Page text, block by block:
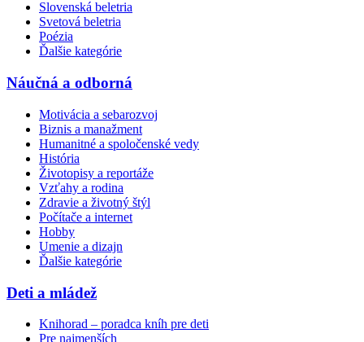
Slovenská beletria
Svetová beletria
Poézia
Ďalšie kategórie
Náučná a odborná
Motivácia a sebarozvoj
Biznis a manažment
Humanitné a spoločenské vedy
História
Životopisy a reportáže
Vzťahy a rodina
Zdravie a životný štýl
Počítače a internet
Hobby
Umenie a dizajn
Ďalšie kategórie
Deti a mládež
Knihorad – poradca kníh pre deti
Pre najmenších